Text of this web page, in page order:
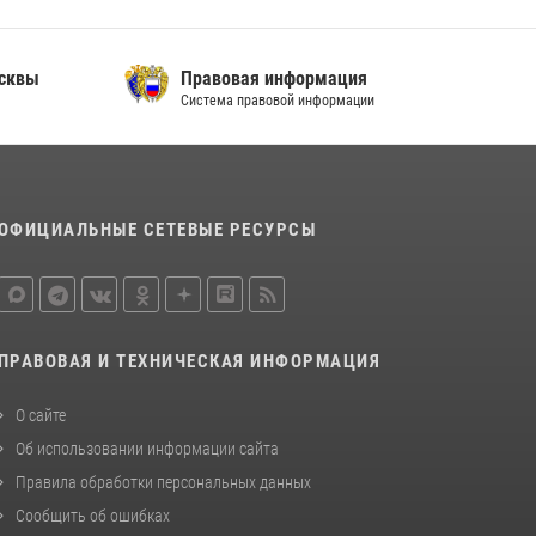
В спецподразделении столичного главка
(виео)
32-летие (видео)
18 июля 2026, 08:00 8
Правовая информация
Система правовой информации
СЕТЕВЫЕ РЕСУРСЫ
ПРАВОВАЯ И ТЕХНИЧЕСКАЯ ИНФОРМАЦИЯ
О сайте
Об использовании информации сайта
Правила обработки персональных данных
Сообщить об ошибках